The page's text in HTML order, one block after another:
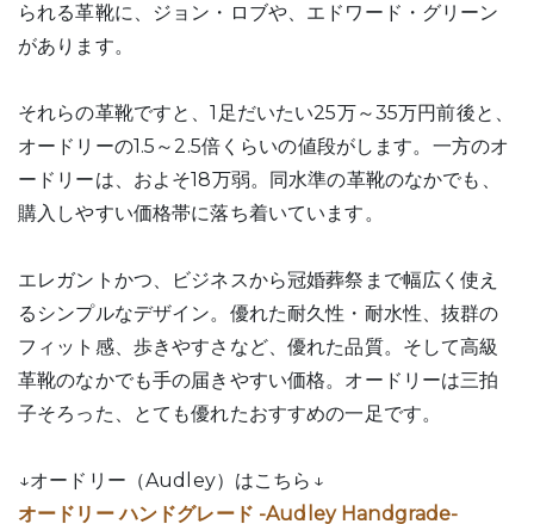
られる革靴に、ジョン・ロブや、エドワード・グリーン
があります。
それらの革靴ですと、1足だいたい25万～35万円前後と、
オードリーの1.5～2.5倍くらいの値段がします。一方のオ
ードリーは、およそ18万弱。同水準の革靴のなかでも、
購入しやすい価格帯に落ち着いています。
エレガントかつ、ビジネスから冠婚葬祭まで幅広く使え
るシンプルなデザイン。優れた耐久性・耐水性、抜群の
フィット感、歩きやすさなど、優れた品質。そして高級
革靴のなかでも手の届きやすい価格。オードリーは三拍
子そろった、とても優れたおすすめの一足です。
↓オードリー（Audley）はこちら↓
オードリー ハンドグレード -Audley Handgrade-